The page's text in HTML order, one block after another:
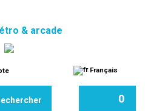
& arcade
Français
0